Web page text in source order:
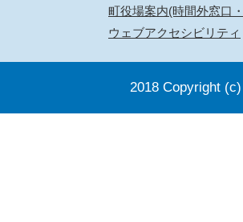
町役場案内(時間外窓口
ウェブアクセシビリティ
2018 Copyright